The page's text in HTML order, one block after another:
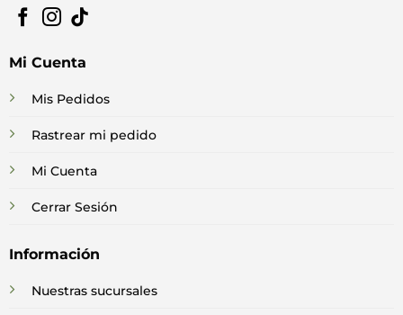
Mi Cuenta
Mis Pedidos
Rastrear mi pedido
Mi Cuenta
Cerrar Sesión
Información
Nuestras sucursales